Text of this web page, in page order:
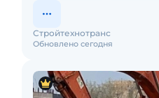
Обновлено сегодня
Стройтехнотранс